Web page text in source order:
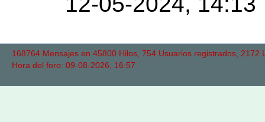
168764 Mensajes en 45800 Hilos, 754 Usuarios registrados,
Hora del foro: 09-08-2026, 16:57